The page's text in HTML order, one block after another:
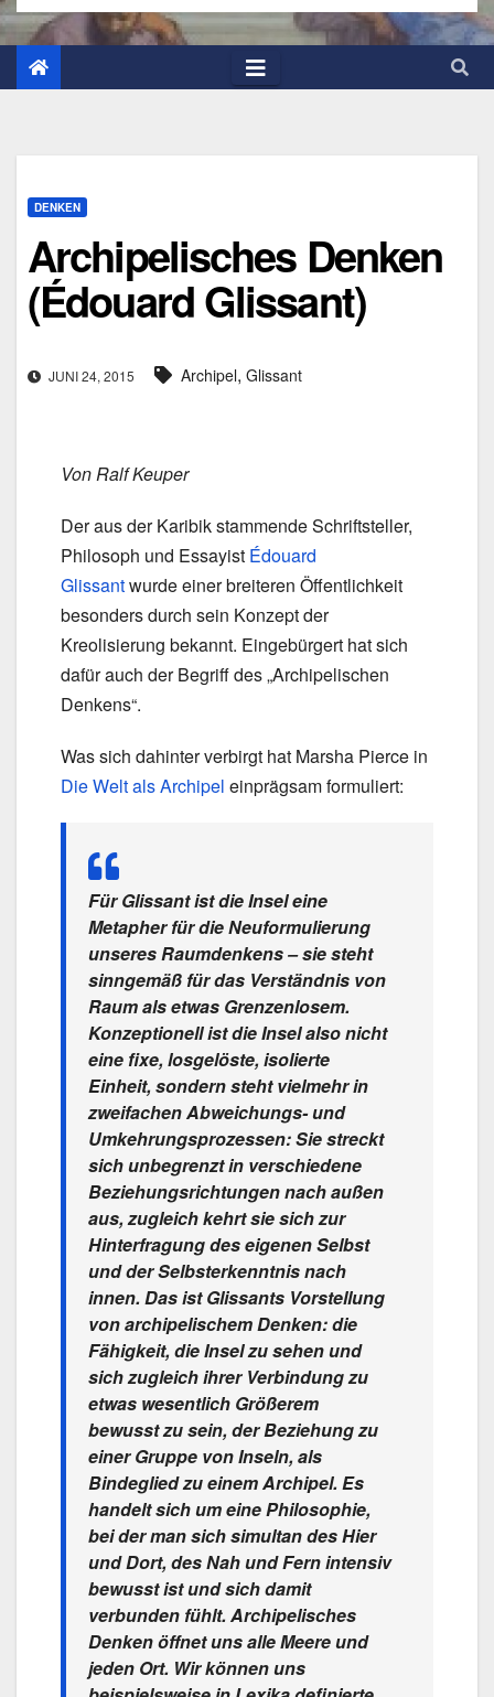
DENKEN
Archipelisches Denken
(Édouard Glissant)
JUNI 24, 2015 Archipel, Glissant
Von Ralf Keuper
Der aus der Karibik stammende Schriftsteller,
Philosoph und Essayist Édouard
Glissantwurde einer breiteren Öffentlichkeit
besonders durch sein Konzept der
Kreolisierung bekannt. Eingebürgert hat sich
dafür auch der Begriff des „Archipelischen
Denkens“.
Was sich dahinter verbirgt hat Marsha Pierce in
Die Welt als Archipel einprägsam formuliert:
Für Glissant ist die Insel eine
Metapher für die Neuformulierung
unseres Raumdenkens – sie steht
sinngemäß für das Verständnis von
Raum als etwas Grenzenlosem.
Konzeptionell ist die Insel also nicht
eine fixe, losgelöste, isolierte
Einheit, sondern steht vielmehr in
zweifachen Abweichungs- und
Umkehrungsprozessen: Sie streckt
sich unbegrenzt in verschiedene
Beziehungsrichtungen nach außen
aus, zugleich kehrt sie sich zur
Hinterfragung des eigenen Selbst
und der Selbsterkenntnis nach
innen. Das ist Glissants Vorstellung
von archipelischem Denken: die
Fähigkeit, die Insel zu sehen und
sich zugleich ihrer Verbindung zu
etwas wesentlich Größerem
bewusst zu sein, der Beziehung zu
einer Gruppe von Inseln, als
Bindeglied zu einem Archipel. Es
handelt sich um eine Philosophie,
bei der man sich simultan des Hier
und Dort, des Nah und Fern intensiv
bewusst ist und sich damit
verbunden fühlt. Archipelisches
Denken öffnet uns alle Meere und
jeden Ort. Wir können uns